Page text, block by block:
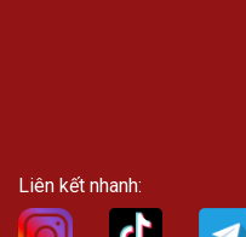
Liên kết nhanh: